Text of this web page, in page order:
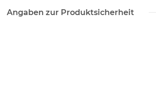
Angaben zur Produktsicherheit